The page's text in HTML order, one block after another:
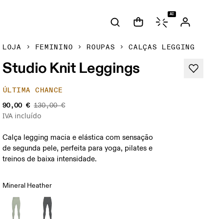
AI
LOJA FEMININO ROUPAS CALÇAS LEGGING
Studio Knit Leggings
ÚLTIMA CHANCE
90,00 € 130,00 €
IVA incluído
Calça legging macia e elástica com sensação
de segunda pele, perfeita para yoga, pilates e
treinos de baixa intensidade.
Mineral Heather